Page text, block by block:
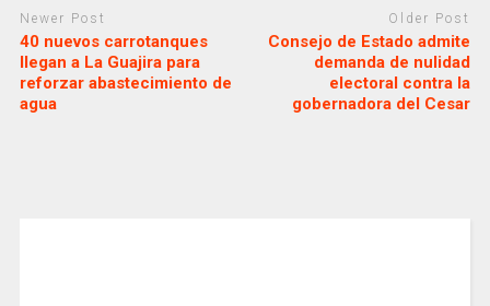
Newer Post
40 nuevos carrotanques
llegan a La Guajira para
reforzar abastecimiento de
agua
Older Post
Consejo de Estado admite
demanda de nulidad
electoral contra la
gobernadora del Cesar